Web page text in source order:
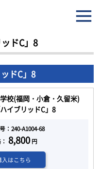
ッドC」8
ドC」8
ドC」8
校(福岡・小倉・久留米)
イブリッドC」8
：240-A1004-68
：8,800円
入はこちら